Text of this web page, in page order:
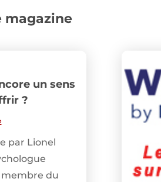
magazine
un sens
?
par Lionel
du